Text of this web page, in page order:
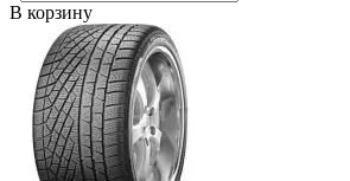
В корзину